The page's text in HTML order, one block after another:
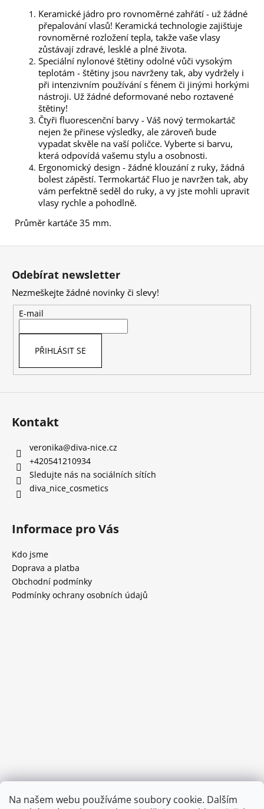
Na našem webu používáme soubory cookie. Dalším
Keramické jádro pro rovnoměrné zahřátí - už žádné
přepalování vlasů! Keramická technologie zajišťuje
rovnoměrné rozložení tepla, takže vaše vlasy
zůstávají zdravé, lesklé a plné života.
Speciální nylonové štětiny odolné vůči vysokým
teplotám - štětiny jsou navrženy tak, aby vydržely i
při intenzivním používání s fénem či jinými horkými
nástroji. Už žádné deformované nebo roztavené
štětiny!
Čtyři fluorescenční barvy - Váš nový termokartáč
nejen že přinese výsledky, ale zároveň bude
vypadat skvěle na vaší poličce. Vyberte si barvu,
která odpovídá vašemu stylu a osobnosti.
Ergonomický design - žádné klouzání z ruky, žádná
bolest zápěstí. Termokartáč Fluo je navržen tak, aby
vám perfektně seděl do ruky, a vy jste mohli upravit
vlasy rychle a pohodlně.
Průměr kartáče 35 mm.
Z
Odebírat newsletter
Nezmeškejte žádné novinky či slevy!
E-mail
PŘIHLÁSIT SE
Kontakt
veronika@diva-nice.cz
+420541210934
Sledujte nás na sociálních sítích
diva_nice_cosmetics
Informace pro Vás
Kdo jsme
Doprava a platba
Obchodní podmínky
Podmínky ochrany osobních údajů
Provozní doba:
8.00 - 15.00 hod (pondělí - pátek)